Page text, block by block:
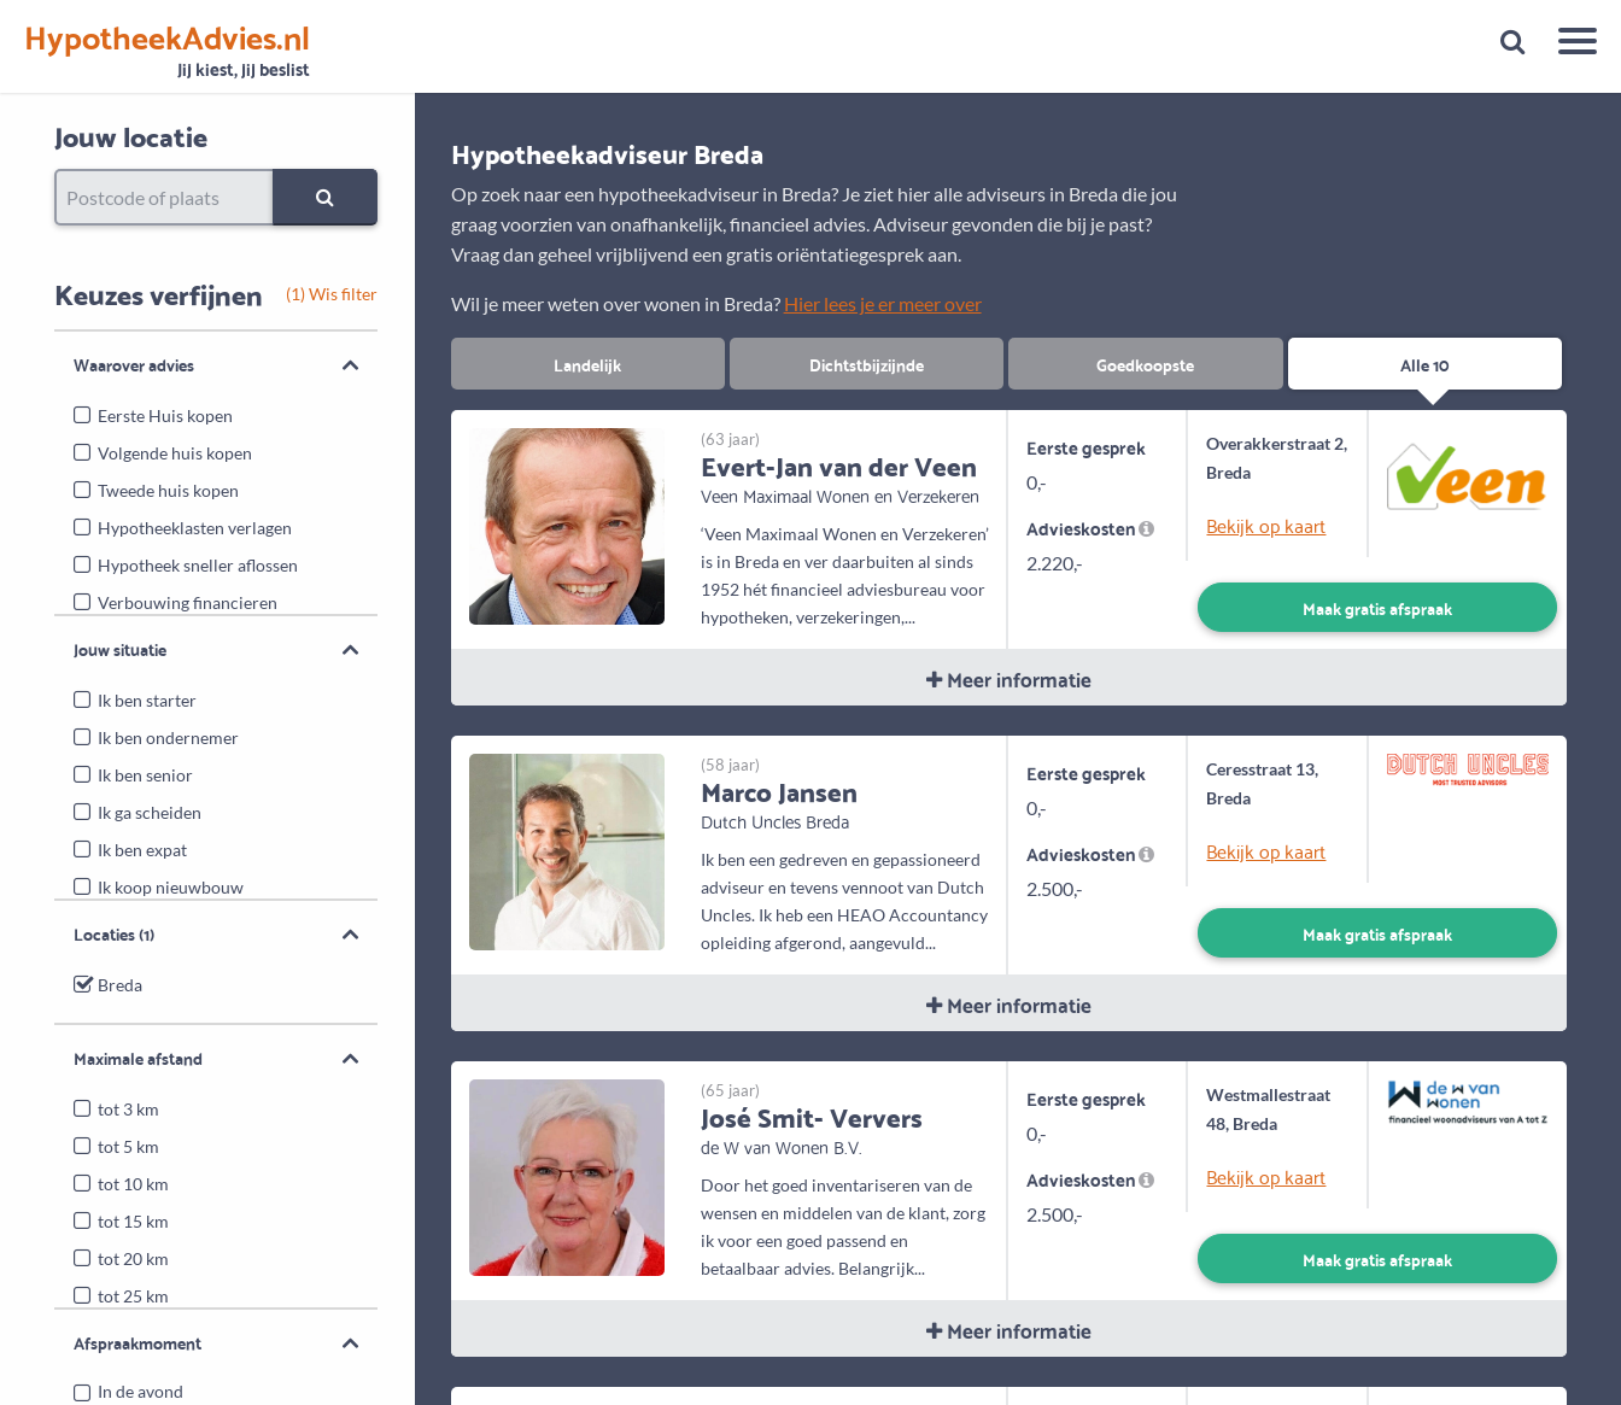
HypotheekAdvies.nl
Jij kiest, jij beslist
VertrouwenAlle basisgegevens zijn gecontroleerd Plan een gratis 1e gesprek binnen 1 minuut
Jouw locatie
Keuzes verfijnen (1) Wis filter
Waarover advies
Eerste Huis kopen
Volgende huis kopen
Tweede huis kopen
Hypotheeklasten verlagen
Hypotheek sneller aflossen
Verbouwing financieren
Energiebesparende maatregelen
Jouw situatie
Ik ben starter
Ik ben ondernemer
Ik ben senior
Ik ga scheiden
Ik ben expat
Ik koop nieuwbouw
Locaties(1)
Breda
Maximale afstand
tot 3 km
tot 5 km
tot 10 km
tot 15 km
tot 20 km
tot 25 km
Heel Nederland
Afspraakmoment
In de avond
Hypotheekadviseur Breda
Op zoek naar een hypotheekadviseur in Breda? Je ziet hier alle adviseurs in Breda die jou
graag voorzien van onafhankelijk, financieel advies. Adviseur gevonden die bij je past?
Vraag dan geheel vrijblijvend een gratis oriëntatiegesprek aan.
Wil je meer weten over wonen in Breda? Hier lees je er meer over
Landelijk Dichtstbijzijnde Goedkoopste Alle 10
(63 jaar)
Evert-Jan van der Veen
Veen Maximaal Wonen en Verzekeren
‘Veen Maximaal Wonen en Verzekeren’
is in Breda en ver daarbuiten al sinds
1952 hét financieel adviesbureau voor
hypotheken, verzekeringen,...
Eerste gesprek
0,-
Advieskosten
2.220,-
Overakkerstraat 2,
Breda
Bekijk op kaart
Maak gratis afspraak
Meer informatie
(58 jaar)
Marco Jansen
Dutch Uncles Breda
Ik ben een gedreven en gepassioneerd
adviseur en tevens vennoot van Dutch
Uncles. Ik heb een HEAO Accountancy
opleiding afgerond, aangevuld...
Eerste gesprek
0,-
Advieskosten
2.500,-
Ceresstraat 13,
Breda
Bekijk op kaart
Maak gratis afspraak
Meer informatie
(65 jaar)
José Smit- Ververs
de W van Wonen B.V.
Door het goed inventariseren van de
wensen en middelen van de klant, zorg
ik voor een goed passend en
betaalbaar advies. Belangrijk...
Eerste gesprek
0,-
Advieskosten
2.500,-
Westmallestraat
48, Breda
Bekijk op kaart
Maak gratis afspraak
Meer informatie